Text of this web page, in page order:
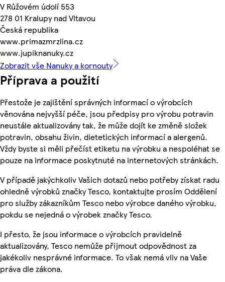
V Růžovém údolí 553
278 01 Kralupy nad Vltavou
Česká republika
www.primazmrzlina.cz
www.jupiknanuky.cz
Zobrazit vše Nanuky a kornouty
Příprava a použití
Přestože je zajištění správných informací o výrobcích
věnována nejvyšší péče, jsou předpisy pro výrobu potravin
neustále aktualizovány tak, že může dojít ke změně složek
potravin, obsahu živin, dietetických informací a alergenů.
Vždy byste si měli přečíst etiketu na výrobku a nespoléhat se
pouze na informace poskytnuté na internetových stránkách.
V případě jakýchkoliv Vašich dotazů nebo potřeby získat radu
ohledně výrobků značky Tesco, kontaktujte prosím Oddělení
pro služby zákazníkům Tesco nebo výrobce daného výrobku,
pokdu se nejedná o výrobek značky Tesco.
I přesto, že jsou informace o výrobcích pravidelně
aktualizovány, Tesco nemůže přijmout odpovědnost za
jakékoliv nesprávné informace. To však nemá vliv na Vaše
práva dle zákona.